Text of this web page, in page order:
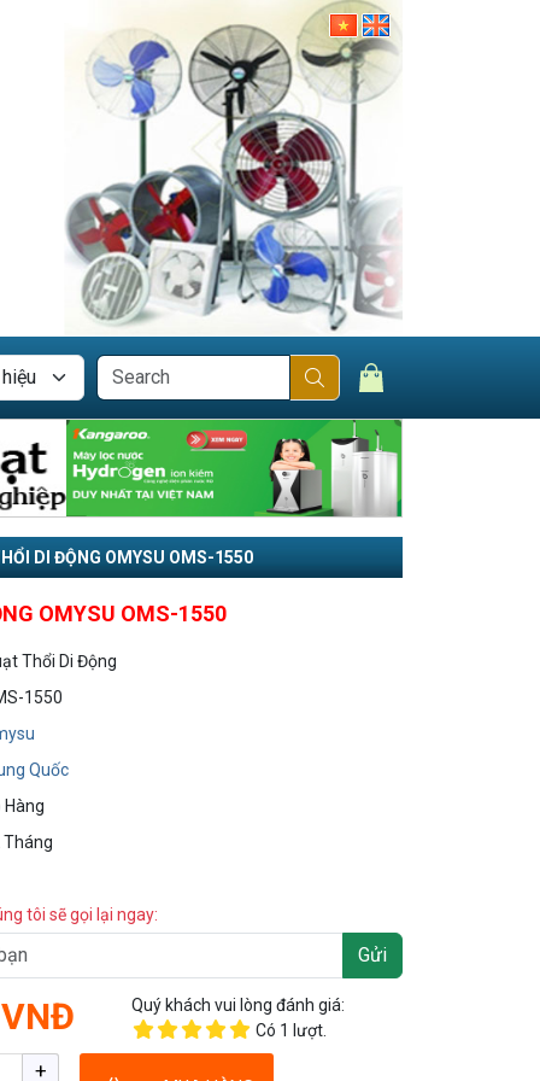
DI ĐỘNG OMYSU OMS-1550
OMYSU OMS-1550
Thổi Di Động
1550
Quốc
Hàng
Tháng
tôi sẽ gọi lại ngay:
Gửi
Quý khách vui lòng đánh giá:
Có 1 lượt.
+